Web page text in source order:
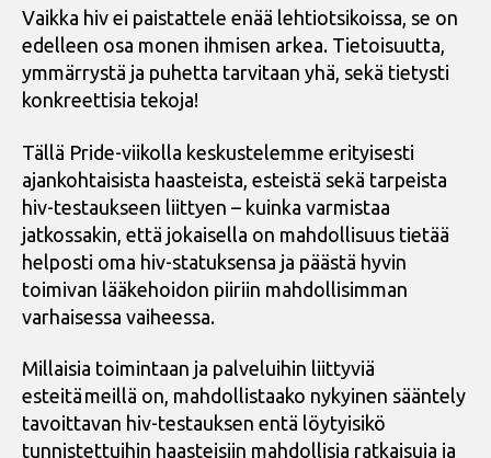
Vaikka hiv ei paistattele enää lehtiotsikoissa, se on
edelleen osa monen ihmisen arkea. Tietoisuutta,
ymmärrystä ja puhetta tarvitaan yhä, sekä tietysti
konkreettisia tekoja!
Tällä Pride-viikolla keskustelemme erityisesti
ajankohtaisista haasteista, esteistä sekä tarpeista
hiv-testaukseen liittyen – kuinka varmistaa
jatkossakin, että jokaisella on mahdollisuus tietää
helposti oma hiv-statuksensa ja päästä hyvin
toimivan lääkehoidon piiriin mahdollisimman
varhaisessa vaiheessa.
Millaisia toimintaan ja palveluihin liittyviä
esteitä meillä on, mahdollistaako nykyinen sääntely
tavoittavan hiv-testauksen entä löytyisikö
tunnistettuihin haasteisiin mahdollisia ratkaisuja ja